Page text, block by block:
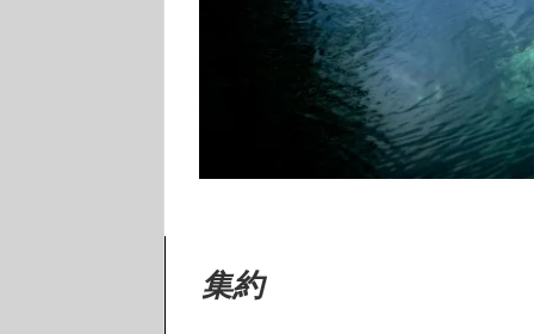
集約